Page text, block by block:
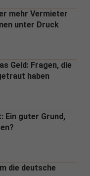
mehr Vermieter
unter Druck
Geld: Fragen, die
haben
Ein guter Grund,
die deutsche